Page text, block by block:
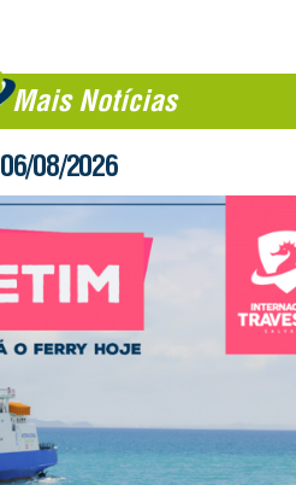
Mais Notícias
08/2026